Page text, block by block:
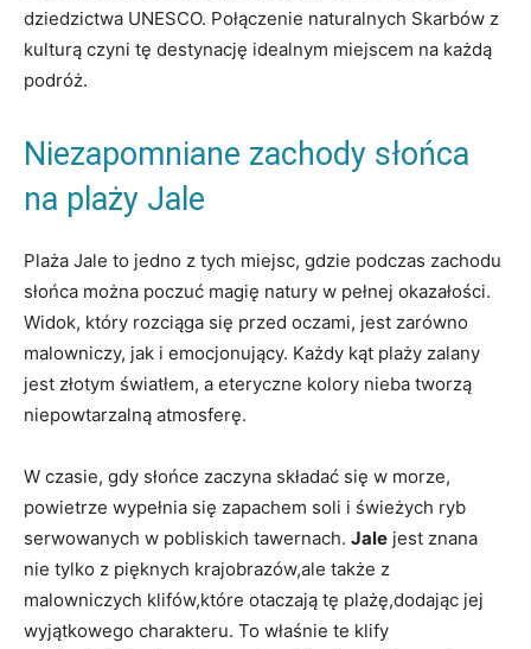
dziedzictwa UNESCO.⁤ Połączenie naturalnych ⁢Skarbów z
kulturą⁣ czyni tę destynację idealnym miejscem na każdą⁢
podróż.
Niezapomniane zachody słońca
na ​plaży Jale
Plaża ‌Jale ⁣to jedno z ⁢tych miejsc, gdzie podczas zachodu
słońca można poczuć magię ⁢natury w pełnej okazałości. ​
Widok, który rozciąga się przed ‌oczami, jest zarówno
malowniczy, jak i emocjonujący. Każdy kąt‌ plaży zalany
jest złotym‍ światłem, a eteryczne ‍kolory nieba tworzą
niepowtarzalną ⁣atmosferę.
W czasie, gdy ​słońce zaczyna składać się w morze,
powietrze wypełnia się zapachem ‌soli ⁢i świeżych ryb
serwowanych w pobliskich tawernach. Jale jest ⁣znana
nie⁣ tylko z pięknych krajobrazów,ale także z
malowniczych klifów,które otaczają tę ⁢plażę,dodając jej
wyjątkowego charakteru. ‍To właśnie te klify⁢